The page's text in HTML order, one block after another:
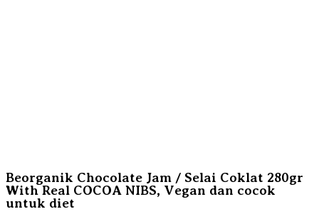
Beorganik Chocolate Jam / Selai Coklat 280gr
With Real COCOA NIBS, Vegan dan cocok
untuk diet